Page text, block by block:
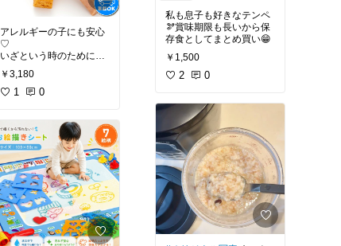
アレルギーの子にも安心
♡
いざという時のために！
買ってみた✨
￥3,180
1 0
私も息子も好きなテンペ
🫘賞味期限も長いから保
存食としてまとめ買い😁
￥1,500
2 0